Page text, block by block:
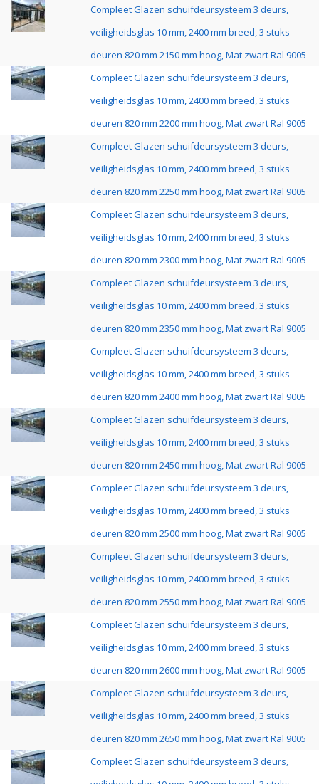
Compleet Glazen schuifdeursysteem 3 deurs,
veiligheidsglas 10 mm, 2400 mm breed, 3 stuks
deuren 820 mm 2150 mm hoog, Mat zwart Ral 9005
Compleet Glazen schuifdeursysteem 3 deurs,
veiligheidsglas 10 mm, 2400 mm breed, 3 stuks
deuren 820 mm 2200 mm hoog, Mat zwart Ral 9005
Compleet Glazen schuifdeursysteem 3 deurs,
veiligheidsglas 10 mm, 2400 mm breed, 3 stuks
deuren 820 mm 2250 mm hoog, Mat zwart Ral 9005
Compleet Glazen schuifdeursysteem 3 deurs,
veiligheidsglas 10 mm, 2400 mm breed, 3 stuks
deuren 820 mm 2300 mm hoog, Mat zwart Ral 9005
Compleet Glazen schuifdeursysteem 3 deurs,
veiligheidsglas 10 mm, 2400 mm breed, 3 stuks
deuren 820 mm 2350 mm hoog, Mat zwart Ral 9005
Compleet Glazen schuifdeursysteem 3 deurs,
veiligheidsglas 10 mm, 2400 mm breed, 3 stuks
deuren 820 mm 2400 mm hoog, Mat zwart Ral 9005
Compleet Glazen schuifdeursysteem 3 deurs,
veiligheidsglas 10 mm, 2400 mm breed, 3 stuks
deuren 820 mm 2450 mm hoog, Mat zwart Ral 9005
Compleet Glazen schuifdeursysteem 3 deurs,
veiligheidsglas 10 mm, 2400 mm breed, 3 stuks
deuren 820 mm 2500 mm hoog, Mat zwart Ral 9005
Compleet Glazen schuifdeursysteem 3 deurs,
veiligheidsglas 10 mm, 2400 mm breed, 3 stuks
deuren 820 mm 2550 mm hoog, Mat zwart Ral 9005
Compleet Glazen schuifdeursysteem 3 deurs,
veiligheidsglas 10 mm, 2400 mm breed, 3 stuks
deuren 820 mm 2600 mm hoog, Mat zwart Ral 9005
Compleet Glazen schuifdeursysteem 3 deurs,
veiligheidsglas 10 mm, 2400 mm breed, 3 stuks
deuren 820 mm 2650 mm hoog, Mat zwart Ral 9005
Compleet Glazen schuifdeursysteem 3 deurs,